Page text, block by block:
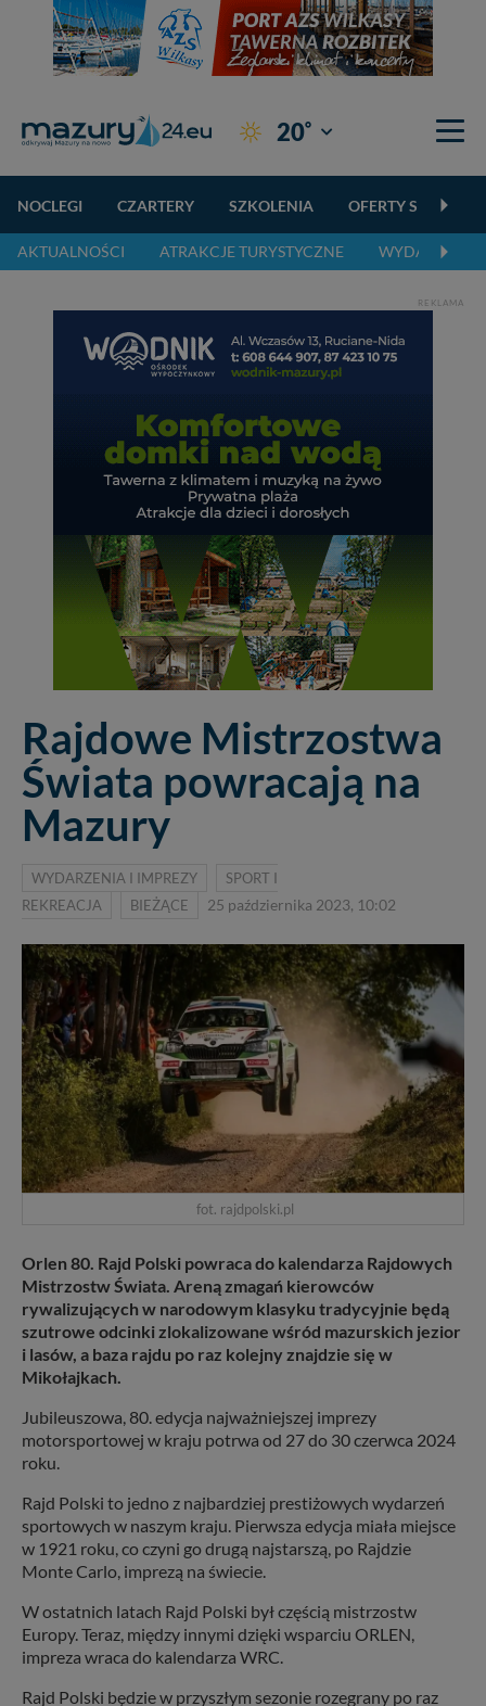
20° Giżycko
NOCLEGI CZARTERY SZKOLENIA OFERTY
AKTUALNOŚCI ATRAKCJE TURYSTYCZNE WYDARZENIA
REKLAMA
Rajdowe Mistrzostwa
Świata powracają na
Mazury
WYDARZENIA I IMPREZY
SPORT I
REKREACJA
BIEŻĄCE 25 października 2023, 10:02
fot. rajdpolski.pl
Orlen 80. Rajd Polski powraca do kalendarza Rajdowych
Mistrzostw Świata. Areną zmagań kierowców
rywalizujących w narodowym klasyku tradycyjnie będą
szutrowe odcinki zlokalizowane wśród mazurskich jezior
i lasów, a baza rajdu po raz kolejny znajdzie się w
Mikołajkach.
Jubileuszowa, 80. edycja najważniejszej imprezy
motorsportowej w kraju potrwa od 27 do 30 czerwca 2024
roku.
Rajd Polski to jedno z najbardziej prestiżowych wydarzeń
sportowych w naszym kraju. Pierwsza edycja miała miejsce
w 1921 roku, co czyni go drugą najstarszą, po Rajdzie
Monte Carlo, imprezą na świecie.
W ostatnich latach Rajd Polski był częścią mistrzostw
Europy. Teraz, między innymi dzięki wsparciu ORLEN,
impreza wraca do kalendarza WRC.
Rajd Polski będzie w przyszłym sezonie rozegrany po raz